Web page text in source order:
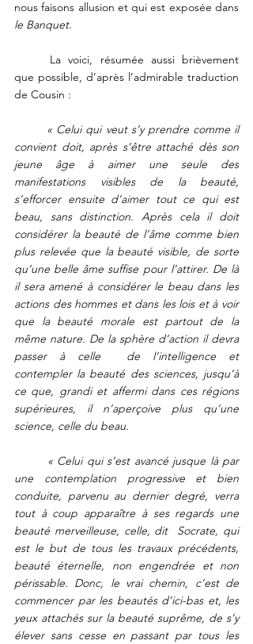
le Banquet.
que possible, d’après l’admirable traduction
de Cousin :
« Celui qui veut s’y prendre comme il
convient doit, après s’être attaché dès son
jeune âge à aimer une seule des
manifestations visibles de la beauté,
s’efforcer ensuite d’aimer tout ce qui est
beau, sans distinction. Après cela il doit
considérer la beauté de l’âme comme bien
plus relevée que la beauté visible, de sorte
qu’une belle âme suffise pour l’attirer. De là
il sera amené à considérer le beau dans les
actions des hommes et dans les lois et à voir
que la beauté morale est partout de la
même nature. De la sphère d’action il devra
passer à celle  de l’intelligence et
contempler la beauté des sciences, jusqu’à
ce que, grandi et affermi dans ces régions
supérieures, il n’aperçoive plus qu’une
science, celle du beau.
« Celui qui s’est avancé jusque là par
une contemplation progressive et bien
conduite, parvenu au dernier degré, verra
tout à coup apparaître à ses regards une
beauté merveilleuse, celle, dit  Socrate, qui
est le but de tous les travaux précédents,
beauté éternelle, non engendrée et non
périssable. Donc, le vrai chemin, c’est de
commencer par les beautés d’ici-bas et, les
yeux attachés sur la beauté suprême, de s’y
élever sans cesse en passant par tous les